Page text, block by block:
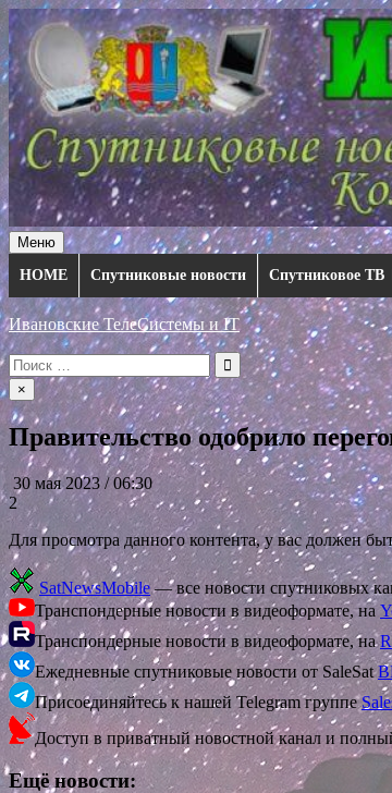
Перейти
к
содержимому
Меню
HOME
Спутниковые новости Спутниковое ТВ
Ивановские ТелеСистемы и IT
Искать:
×
Правительство одобрило
30 мая 2023 / 06:30
2
Для просмотра данного контента, у вас должен
SatNewsMobile— все новости спутниковых
Транспондерные новости в видеоформате, на
Транспондерные новости в видеоформате, на
Ежедневные спутниковые новости от SaleSat
Присоединяйтесь к нашей Telegram группе
Доступ в приватный новостной канал и
Ещё новости: